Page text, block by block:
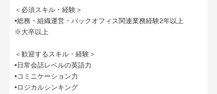
＜必須スキル・経験＞
•総務・組織運営・バックオフィス関連業務経験2年以上
※大卒以上
＜歓迎するスキル・経験＞
•日常会話レベルの英語力
•コミニケーション力
•ロジカルシンキング